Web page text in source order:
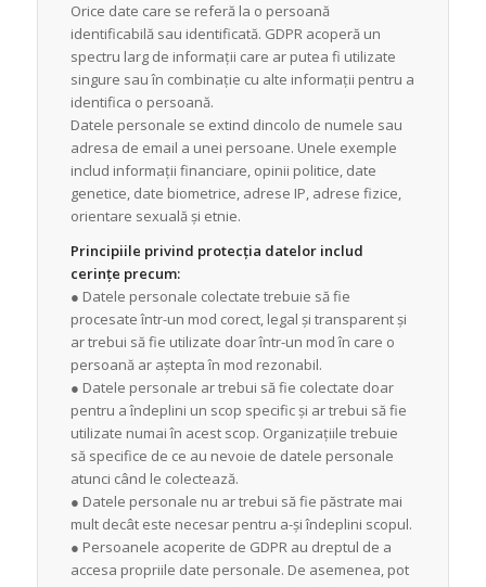
Orice date care se referă la o persoană
identificabilă sau identificată. GDPR acoperă un
spectru larg de informații care ar putea fi utilizate
singure sau în combinație cu alte informații pentru a
identifica o persoană.
Datele personale se extind dincolo de numele sau
adresa de email a unei persoane. Unele exemple
includ informații financiare, opinii politice, date
genetice, date biometrice, adrese IP, adrese fizice,
orientare sexuală și etnie.
Principiile privind protecția datelor includ
cerințe precum:
● Datele personale colectate trebuie să fie
procesate într-un mod corect, legal și transparent și
ar trebui să fie utilizate doar într-un mod în care o
persoană ar aștepta în mod rezonabil.
● Datele personale ar trebui să fie colectate doar
pentru a îndeplini un scop specific și ar trebui să fie
utilizate numai în acest scop. Organizațiile trebuie
să specifice de ce au nevoie de datele personale
atunci când le colectează.
● Datele personale nu ar trebui să fie păstrate mai
mult decât este necesar pentru a-și îndeplini scopul.
● Persoanele acoperite de GDPR au dreptul de a
accesa propriile date personale. De asemenea, pot